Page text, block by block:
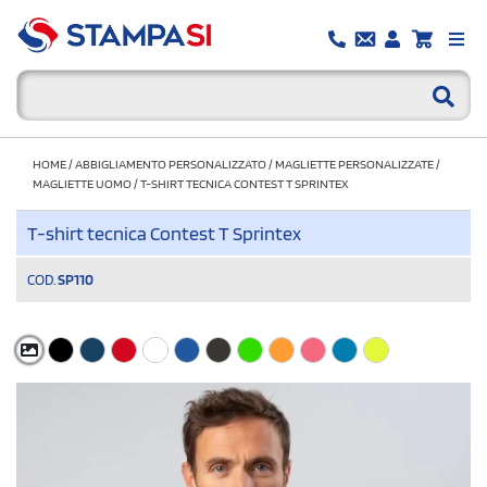
HOME/ABBIGLIAMENTO PERSONALIZZATO/MAGLIETTE PERSONALIZZATE/
MAGLIETTE UOMO/T-SHIRT TECNICA CONTEST T SPRINTEX
T-shirt tecnica Contest T Sprintex
COD. SP110